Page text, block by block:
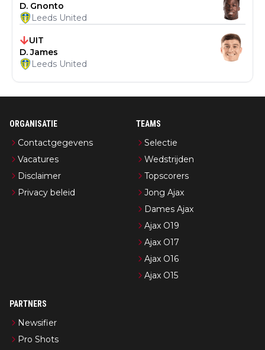
D. Gnonto
Leeds United
UIT
D. James
Leeds United
ORGANISATIE
Contactgegevens
Vacatures
Disclaimer
Privacy beleid
TEAMS
Selectie
Wedstrijden
Topscorers
Jong Ajax
Dames Ajax
Ajax O19
Ajax O17
Ajax O16
Ajax O15
PARTNERS
Newsifier
Pro Shots